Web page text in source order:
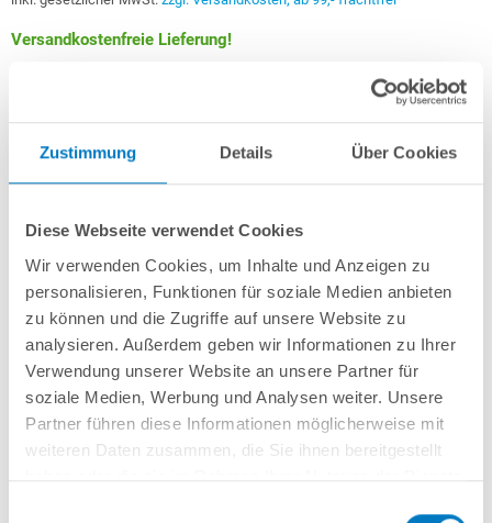
Zustimmung Details Über Cookies
Diese Webseite verwendet Cookies
Wir verwenden Cookies, um Inhalte und Anzeigen zu
personalisieren, Funktionen für soziale Medien anbieten
zu können und die Zugriffe auf unsere Website zu
analysieren. Außerdem geben wir Informationen zu Ihrer
Verwendung unserer Website an unsere Partner für
soziale Medien, Werbung und Analysen weiter. Unsere
Partner führen diese Informationen möglicherweise mit
weiteren Daten zusammen, die Sie ihnen bereitgestellt
Versandkostenfreie Lieferung!
Weitere Informationen
Stahlwand-Ovalpool POOLSANAHQ (Art.-Nr. 105155) - Made
bestehend aus ca. 0,8 mm starker, feuerverzinkter Stahlwand + sehr
passgenauer,grauerPVC-Poolfolie 0,8 mm mit Einhängebiese +Kombi-
Spezialhandlaufund Bodenschienenin grau.
In den Warenkorb